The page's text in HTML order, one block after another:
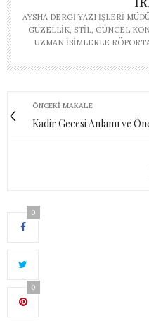
AYSHA DERGI YAZI İŞLERI
GÜZELLIK, STIL, GÜNCEL
UZMAN ISIMLERLE
ÖNCEKI MAKALE
Kadir Gecesi Anlamı ve
0
0